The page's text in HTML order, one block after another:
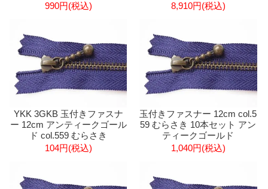
990円(税込)
8,910円(税込)
YKK 3GKB 玉付きファスナ
ー 12cm アンティークゴール
ド col.559 むらさき
104円(税込)
玉付きファスナー 12cm col.5
59 むらさき 10本セット アン
ティークゴールド
1,040円(税込)